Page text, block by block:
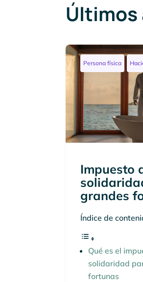
Persona física
Impuesto
grandes
Índice de
Qué es el
solidaridad
fortunas